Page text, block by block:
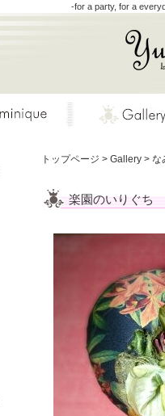
-for a party, for a
トップページ > Gallery > な
楽園のいりぐち